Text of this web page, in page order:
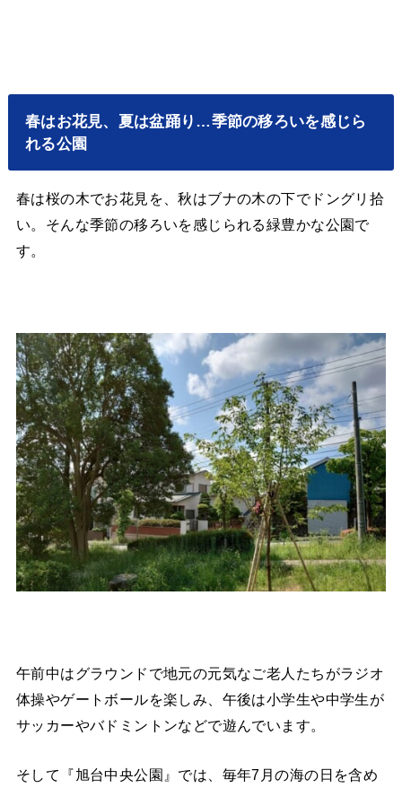
春はお花見、夏は盆踊り…季節の移ろいを感じら
れる公園
春は桜の木でお花見を、秋はブナの木の下でドングリ拾
い。そんな季節の移ろいを感じられる緑豊かな公園で
す。
午前中はグラウンドで地元の元気なご老人たちがラジオ
体操やゲートボールを楽しみ、午後は小学生や中学生が
サッカーやバドミントンなどで遊んでいます。
そして『旭台中央公園』では、毎年7月の海の日を含め